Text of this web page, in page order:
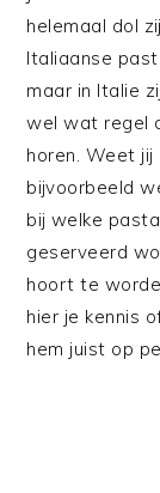
helemaal dol
Italiaanse
maar in Italie
wel wat regel
horen. Weet jij
bijvoorbeeld
bij welke pasta
geserveerd
hoort te
hier je kennis
hem juist op